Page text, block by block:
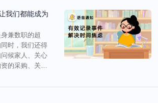
我们都能成为
兼数职的超
时，我们还得
候家人、关心
的采购、关键